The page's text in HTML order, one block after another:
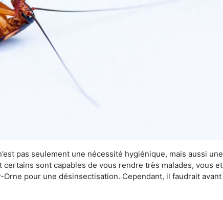
pas seulement une nécessité hygiénique, mais aussi
certains sont capables de vous rendre très malades, vous
pour une désinsectisation. Cependant, il faudrait